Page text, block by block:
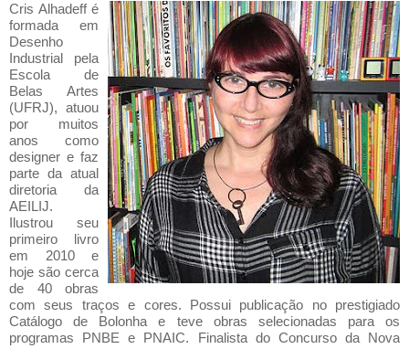
Cris Alhadeff é
formada em
Desenho
Industrial pela
Escola de
Belas Artes
(UFRJ), atuou
por muitos
anos como
designer e faz
parte da atual
diretoria da
AEILIJ.
Ilustrou seu
primeiro livro
em 2010 e
hoje são cerca
de 40 obras
com seus traços e cores. Possui publicação no prestigiado
Catálogo de Bolonha e teve obras selecionadas para os
programas PNBE e PNAIC. Finalista do Concurso da Nova